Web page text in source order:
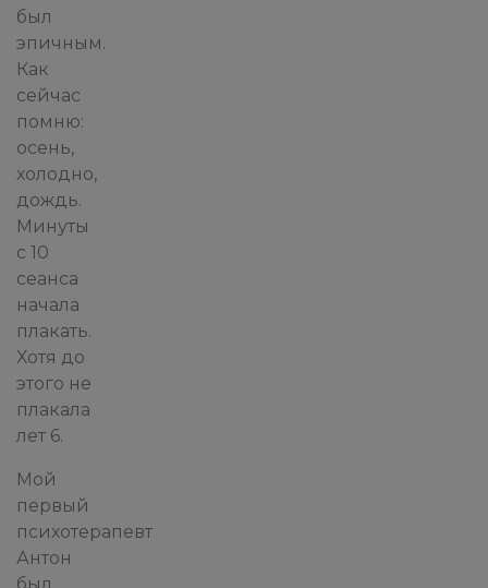
был
эпичным.
Как
сейчас
помню:
осень,
холодно,
дождь.
Минуты
с 10
сеанса
начала
плакать.
Хотя до
этого не
плакала
лет 6.
Мой
первый
психотерапевт
Антон
был